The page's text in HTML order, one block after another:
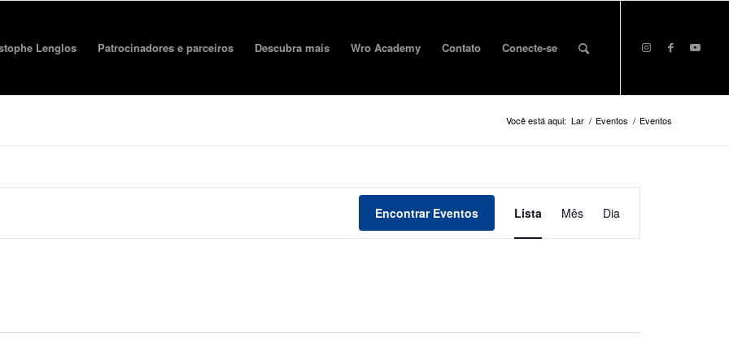
Lenglos Patrocinadores e parceiros Descubra mais Wro Academy Contato Conecte-se
Você está aqui: Lar / Eventos / Eventos
Encontrar Eventos
Evento
Veja
Lista Mês Dia